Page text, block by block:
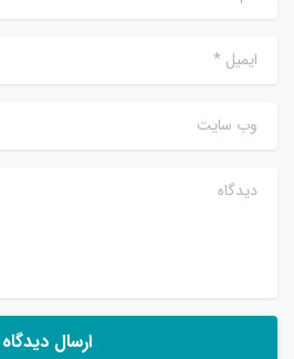
ایمیل *
وب سایت
دیدگاه